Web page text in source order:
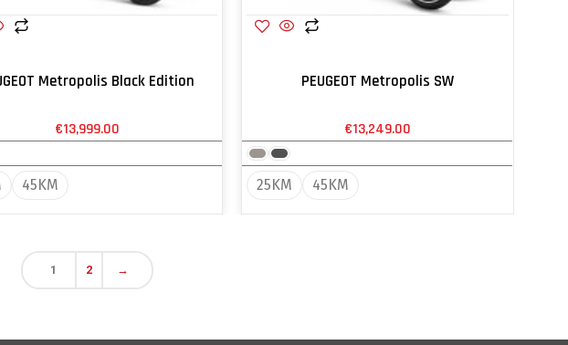
Metropolis Black Edition
€13,999.00
45KM
PEUGEOT Metropolis SW
€13,249.00
25KM 45KM
1 2 →